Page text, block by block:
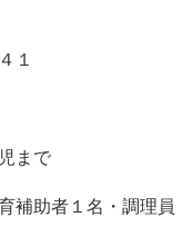
１
まで
助者１名・調理員